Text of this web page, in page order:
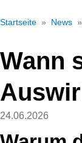
Startseite » News »
Wann
24.06.2026